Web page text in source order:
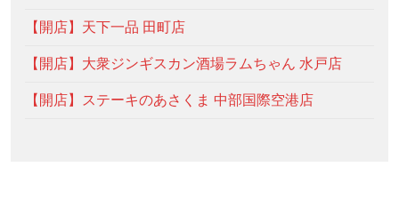
【開店】天下一品 田町店
【開店】大衆ジンギスカン酒場ラムちゃん 水戸店
【開店】ステーキのあさくま 中部国際空港店